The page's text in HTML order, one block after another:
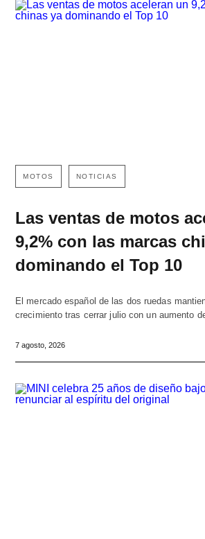
MOTOS NOTICIAS
Las ventas de motos
9,2% con las marcas
dominando el Top 10
El mercado español de las dos ruedas
crecimiento tras cerrar julio con un aumento
7 agosto, 2026